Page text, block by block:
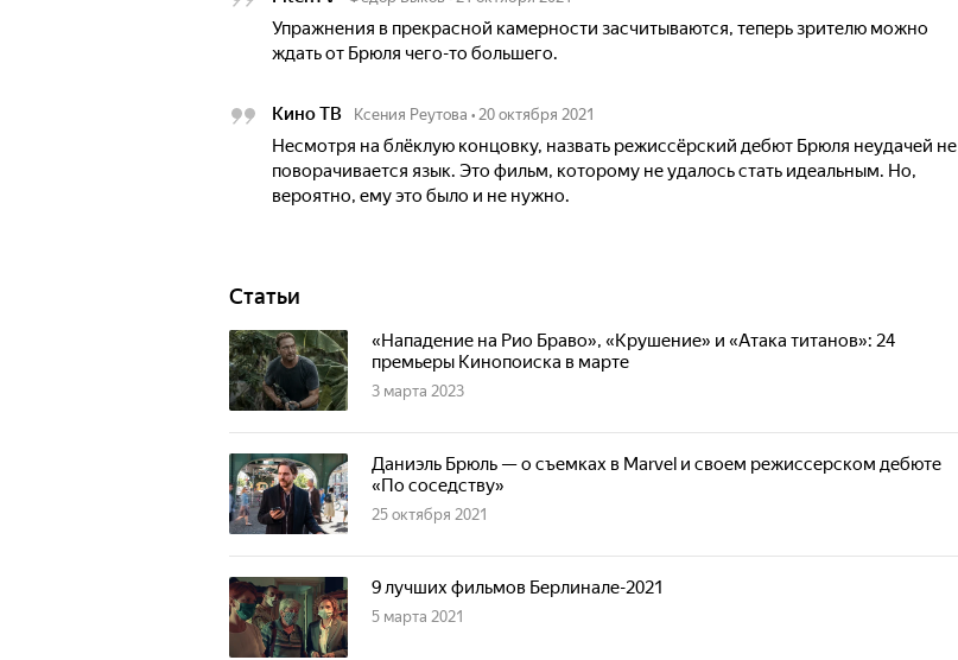
Упражнения в прекрасной камерности засчитываются, теперь зрителю можно
ждать от Брюля чего-то большего.
Кино ТВ Ксения Реутова • 20 октября 2021
Несмотря на блёклую концовку, назвать режиссёрский дебют Брюля неудачей не
поворачивается язык. Это фильм, которому не удалось стать идеальным. Но,
вероятно, ему это было и не нужно.
Статьи
«Нападение на Рио Браво», «Крушение» и «Атака титанов»: 24
премьеры Кинопоиска в марте
3 марта 2023
Даниэль Брюль — о съемках в Marvel и своем режиссерском дебюте
«По соседству»
25 октября 2021
9 лучших фильмов Берлинале-2021
5 марта 2021